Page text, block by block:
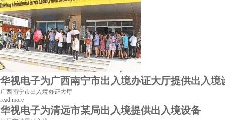
华视电子为广西南宁市出入境办证大厅提供出入境
广西南宁市出入境办证大厅
read more
华视电子为清远市某局出入境提供出入境设备